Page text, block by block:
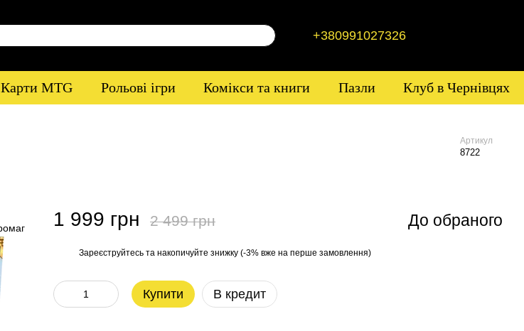
+380991027326
Карти MTG Рольові ігри Комікси та книги Пазли Клуб в Чернівцях
Артикул
8722
1 999 грн 2 499 грн До обраного
Зареєструйтесь та накопичуйте знижку (-3% вже на перше замовлення)
Купити В кредит